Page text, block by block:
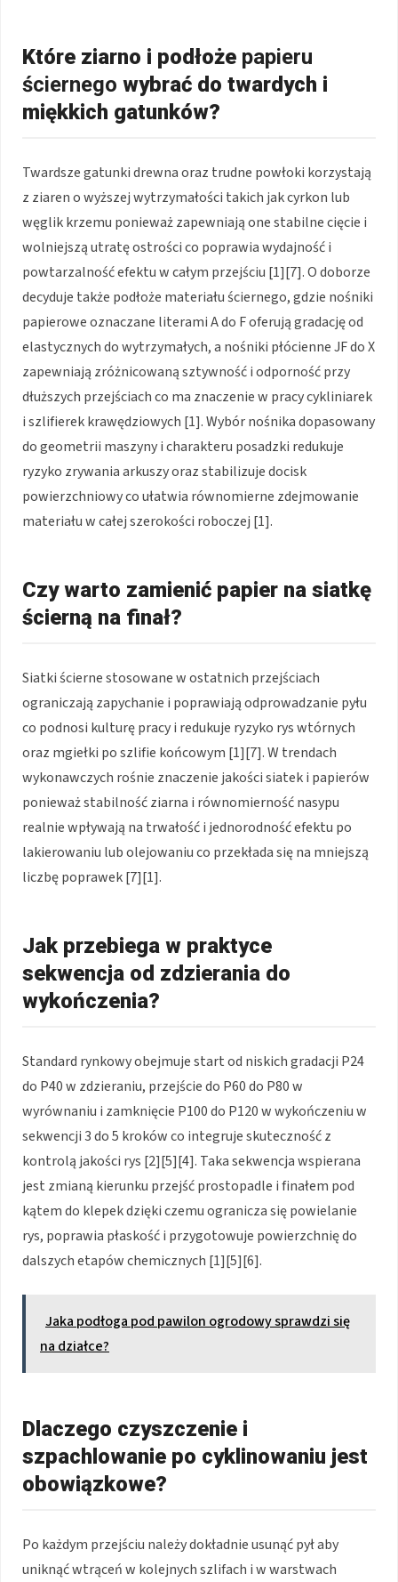
Które ziarno i podłoże papieru
ściernego wybrać do twardych i
miękkich gatunków?
Twardsze gatunki drewna oraz trudne powłoki korzystają
z ziaren o wyższej wytrzymałości takich jak cyrkon lub
węglik krzemu ponieważ zapewniają one stabilne cięcie i
wolniejszą utratę ostrości co poprawia wydajność i
powtarzalność efektu w całym przejściu [1][7]. O doborze
decyduje także podłoże materiału ściernego, gdzie nośniki
papierowe oznaczane literami A do F oferują gradację od
elastycznych do wytrzymałych, a nośniki płócienne JF do X
zapewniają zróżnicowaną sztywność i odporność przy
dłuższych przejściach co ma znaczenie w pracy cykliniarek
i szlifierek krawędziowych [1]. Wybór nośnika dopasowany
do geometrii maszyny i charakteru posadzki redukuje
ryzyko zrywania arkuszy oraz stabilizuje docisk
powierzchniowy co ułatwia równomierne zdejmowanie
materiału w całej szerokości roboczej [1].
Czy warto zamienić papier na siatkę
ścierną na finał?
Siatki ścierne stosowane w ostatnich przejściach
ograniczają zapychanie i poprawiają odprowadzanie pyłu
co podnosi kulturę pracy i redukuje ryzyko rys wtórnych
oraz mgiełki po szlifie końcowym [1][7]. W trendach
wykonawczych rośnie znaczenie jakości siatek i papierów
ponieważ stabilność ziarna i równomierność nasypu
realnie wpływają na trwałość i jednorodność efektu po
lakierowaniu lub olejowaniu co przekłada się na mniejszą
liczbę poprawek [7][1].
Jak przebiega w praktyce
sekwencja od zdzierania do
wykończenia?
Standard rynkowy obejmuje start od niskich gradacji P24
do P40 w zdzieraniu, przejście do P60 do P80 w
wyrównaniu i zamknięcie P100 do P120 w wykończeniu w
sekwencji 3 do 5 kroków co integruje skuteczność z
kontrolą jakości rys [2][5][4]. Taka sekwencja wspierana
jest zmianą kierunku przejść prostopadle i finałem pod
kątem do klepek dzięki czemu ogranicza się powielanie
rys, poprawia płaskość i przygotowuje powierzchnię do
dalszych etapów chemicznych [1][5][6].
Jaka podłoga pod pawilon ogrodowy sprawdzi się
na działce?
Dlaczego czyszczenie i
szpachlowanie po cyklinowaniu jest
obowiązkowe?
Po każdym przejściu należy dokładnie usunąć pył aby
uniknąć wtrąceń w kolejnych szlifach i w warstwach